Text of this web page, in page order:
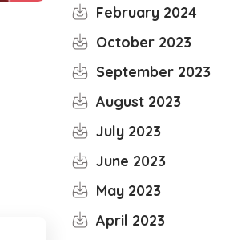
February 2024
October 2023
September 2023
August 2023
July 2023
June 2023
May 2023
April 2023